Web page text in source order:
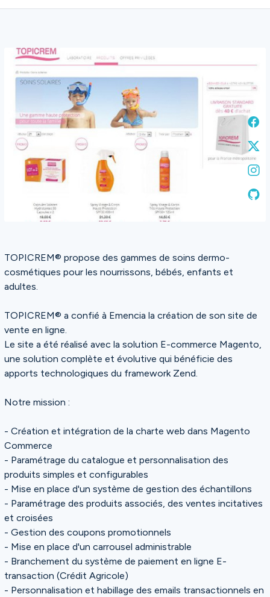
TOPICREM® propose des gammes de soins dermo-
cosmétiques pour les nourrissons, bébés, enfants et
adultes.
TOPICREM® a confié à Emencia la création de son site de
vente en ligne.
Le site a été réalisé avec la solution E-commerce Magento,
une solution complète et évolutive qui bénéficie des
apports technologiques du framework Zend.
Notre mission :
- Création et intégration de la charte web dans Magento
Commerce
- Paramétrage du catalogue et personnalisation des
produits simples et configurables
- Mise en place d'un système de gestion des échantillons
- Paramétrage des produits associés, des ventes incitatives
et croisées
- Gestion des coupons promotionnels
- Mise en place d'un carrousel administrable
- Branchement du système de paiement en ligne E-
transaction (Crédit Agricole)
- Personnalisation et habillage des emails transactionnels en